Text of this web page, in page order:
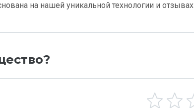
на нашей уникальной технологии и отзывах